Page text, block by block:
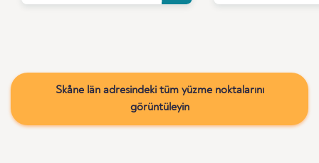
Skåne län adresindeki tüm yüzme noktalarını
görüntüleyin